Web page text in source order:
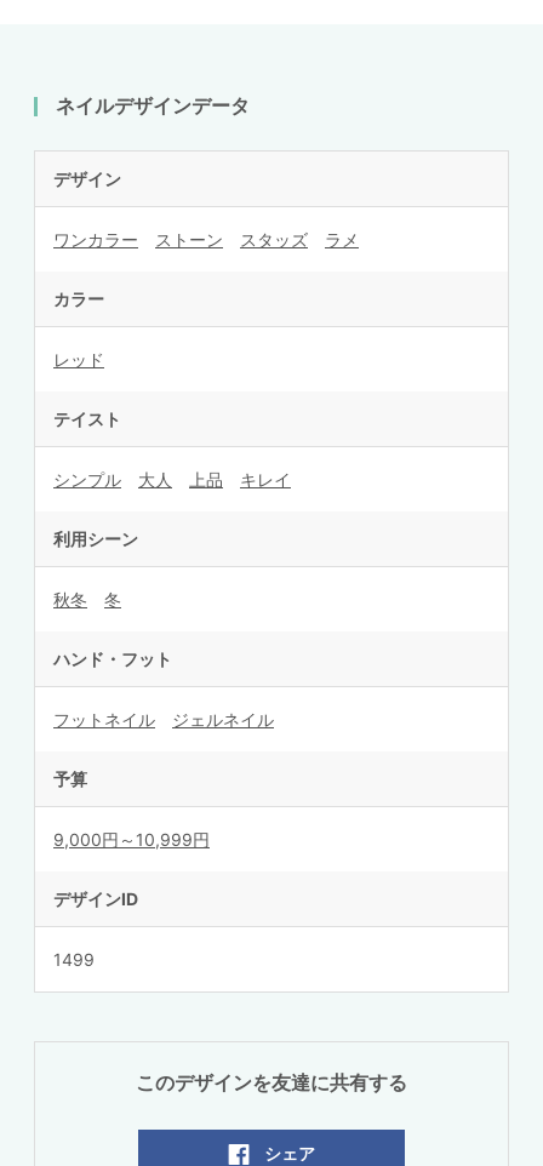
ネイルデザインデータ
デザイン
ワンカラー ストーン スタッズ ラメ
カラー
レッド
テイスト
シンプル 大人 上品 キレイ
利用シーン
秋冬 冬
ハンド・フット
フットネイル ジェルネイル
予算
9,000円～10,999円
デザインID
1499
このデザインを友達に共有する
シェア